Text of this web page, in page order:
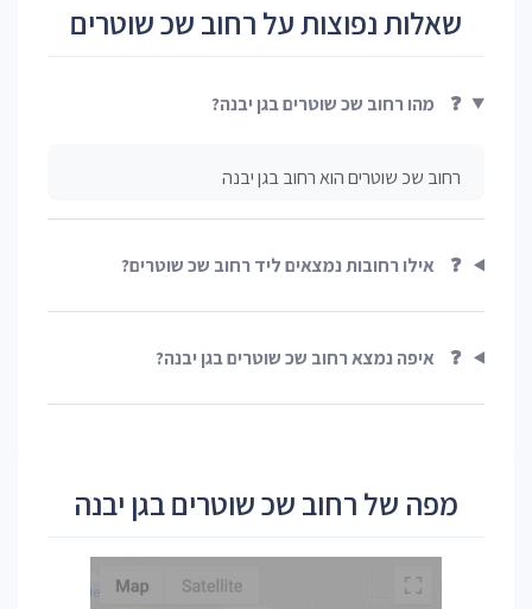
שאלות נפוצות על רחוב שכ שוטרים
❓ מהו רחוב שכ שוטרים בגן יבנה?
רחוב שכ שוטרים הוא רחוב בגן יבנה
❓ אילו רחובות נמצאים ליד רחוב שכ שוטרים?
❓ איפה נמצא רחוב שכ שוטרים בגן יבנה?
מפה של רחוב שכ שוטרים בגן יבנה